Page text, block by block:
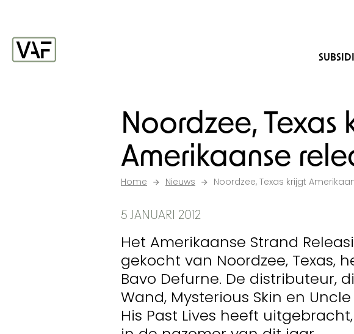
Noordzee, Texas
Amerikaanse
Home Nieuws Noordzee, Texas krijgt
5 JANUARI 2012
Het Amerikaanse Strand
gekocht van Noordzee, Texas,
Bavo Defurne. De distributeur,
Wand, Mysterious Skin en
His Past Lives heeft